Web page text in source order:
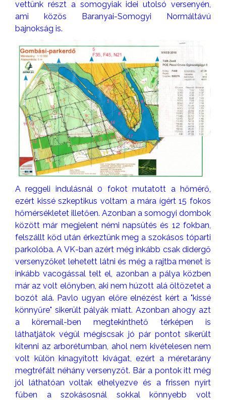
vettünk részt a somogyiak idei utolsó versenyén,
ami közös Baranyai-Somogyi Normáltávú
bajnokság is.
A reggeli indulásnál 0 fokot mutatott a hőmérő,
ezért kissé szkeptikus voltam a mára ígért 15 fokos
hőmérsékletet illetően. Azonban a somogyi dombok
között már megjelent némi napsütés és 12 fokban,
felszállt köd után érkeztünk meg a szokásos tóparti
parkolóba. A VK-ban azért még inkább csak didergő
versenyzőket lehetett látni és még a rajtba menet is
inkább vacogással telt el, azonban a pálya közben
már az volt előnyben, aki nem húzott alá öltözetet a
bozót alá. Pavlo ugyan előre elnézést kért a "kissé
könnyűre" sikerült pályák miatt. Azonban ahogy azt
a köremail-ben megtekinthető térképen is
láthatjátok végül mégiscsak jó pár pontot sikerült
kitenni az arborétumban, ahol nem kivételesen nem
volt külön kinagyított kivágat, ezért a méretarány
megtréfált néhány versenyzőt. Bár a pontok itt még
jól láthatóan voltak elhelyezve és a frissen nyírt
fűben a szokásosnál sokkal könnyebb volt